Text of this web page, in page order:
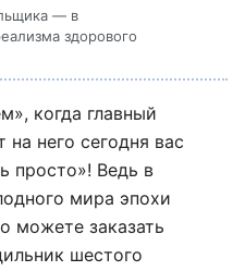
— в
здорового
когда главный
него сегодня вас
просто»! Ведь в
мира эпохи
можете заказать
шестого